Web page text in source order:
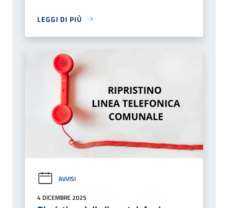
LEGGI DI PIÙ
AVVISI
4 DICEMBRE 2025